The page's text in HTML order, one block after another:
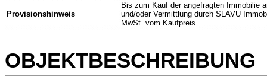
Provisionshinweis
Bis zum Kauf der angefragten Immobilie
und/oder Vermittlung durch SLAVU
MwSt. vom Kaufpreis.
OBJEKTBESCHREIBUNG